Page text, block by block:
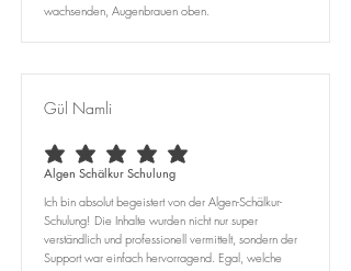
wachsenden, Augenbrauen oben.
Gül Namli
average rating is 5 out of 5
Algen Schälkur Schulung
Ich bin absolut begeistert von der Algen-Schälkur-
Schulung! Die Inhalte wurden nicht nur super
verständlich und professionell vermittelt, sondern der
Support war einfach hervorragend. Egal, welche